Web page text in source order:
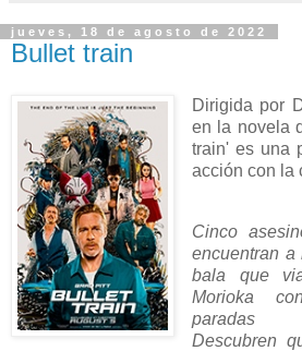
jueves, 18 de agosto de 2022
Bullet train
Dirigida por
en la novela
train' es una
acción con la
Cinco
encuentran a
bala que
Morioka
paradas
Descubren